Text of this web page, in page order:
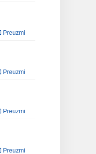
Preuzmi
Preuzmi
Preuzmi
Preuzmi